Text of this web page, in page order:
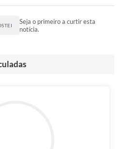
Seja o primeiro a curtir esta
notícia.